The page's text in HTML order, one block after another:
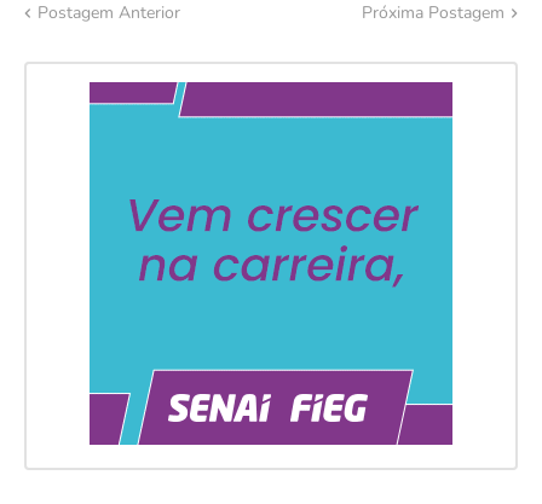
Postagem Anterior Próxima Postagem